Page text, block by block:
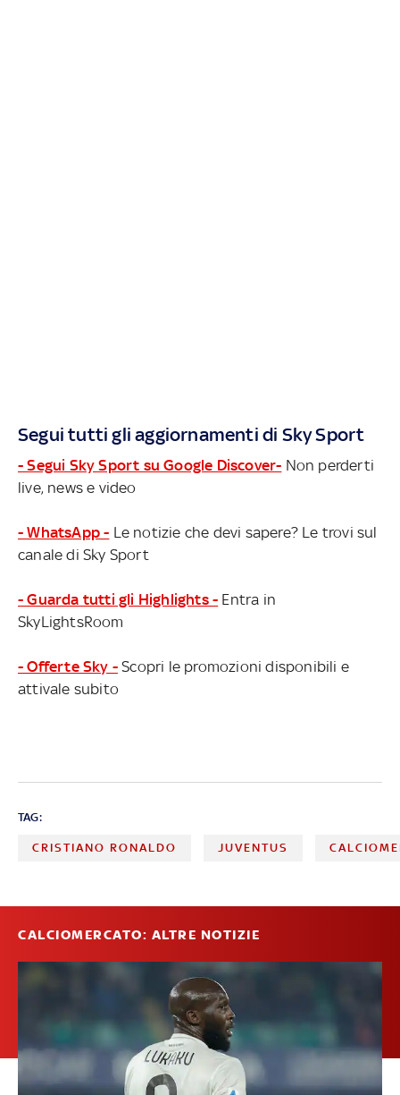
Segui tutti gli aggiornamenti di Sky Sport
- Segui Sky Sport su Google Discover- Non perderti
live, news e video
- WhatsApp - Le notizie che devi sapere? Le trovi sul
canale di Sky Sport
- Guarda tutti gli Highlights - Entra in
SkyLightsRoom
- Offerte Sky - Scopri le promozioni disponibili e
attivale subito
TAG:
CRISTIANO RONALDO JUVENTUS
CALCIOMERCATO: ALTRE NOTIZIE